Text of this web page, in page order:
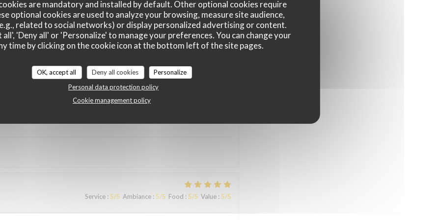
are mandatory and installed by default. Other optional cookies require
optional cookies are used to analyze your browsing, measure site audience,
related to social networks) or display personalized advertising or content.
all', 'Deny all' or 'Personalize' to manage your preferences. You can change your
time by clicking on the cookie icon at the bottom left of the site pages.
OK, accept all Deny all cookies
Personalize
Personal data protection policy
Cookie management policy
Service: 5/5 Ambiance: 5/5 Food: 5/5 Value:5/5
sommes régalés avec des plats authentiques de Bruxelles. Merci à
Service: 5/5 Ambiance: 5/5 Food : 5/5 Value: 5/5